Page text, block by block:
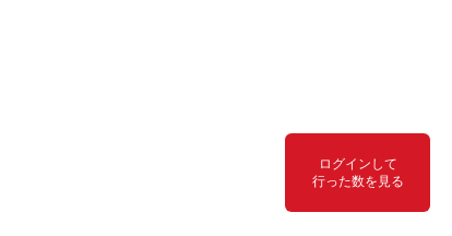
ログインして
行った数を見る